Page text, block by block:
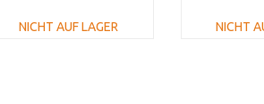
NICHT AUF LAGER
NICHT